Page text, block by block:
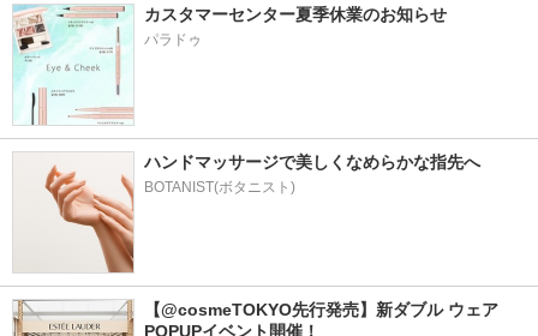
カスタマーセンター夏季休業のお知らせ
パラドゥ
ハンドマッサージで美しくなめらかな指先へ
BOTANIST(ボタニスト)
【@cosmeTOKYO先行発売】新ダブル ウェア
POPUPイベント開催！